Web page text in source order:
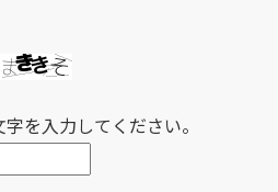
を入力してください。